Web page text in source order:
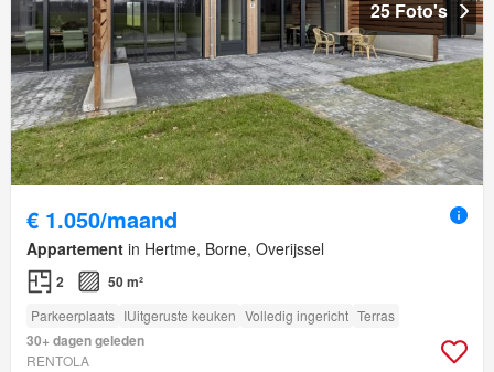
25 Foto's
€ 1.050/maand
Appartement in Hertme, Borne, Overijssel
2 50 m²
Parkeerplaats IUitgeruste keuken Volledig ingericht Terras
30+ dagen geleden
RENTOLA